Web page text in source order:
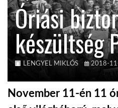
AUSZTRÁLIA
A VILÁG ITTHON
Óriási
készültség
LENGYEL MIKLÓS 2018-
November 11-én 11